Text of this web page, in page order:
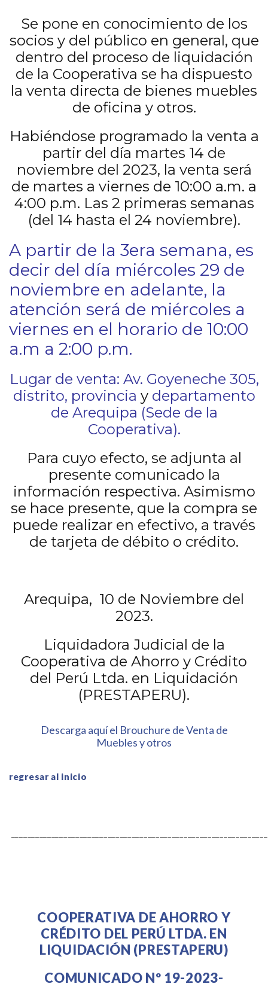
Se pone en conocimiento de los
socios y del público en general, que
dentro del proceso de liquidación
de la Cooperativa se ha dispuesto
la venta directa de bienes muebles
de oficina y otros.
Habiéndose programado la venta a
partir del día martes 14 de
noviembre del 2023, la venta será
de martes a viernes de 10:00 a.m. a
4:00 p.m. Las 2 primeras semanas
(del 14 hasta el 24 noviembre).
A partir de la 3era semana, es
decir del día miércoles 29 de
noviembre en adelante, la
atención será de miércoles a
viernes en el horario de 10:00
a.m a 2:00 p.m.
Lugar de venta: Av. Goyeneche 305,
distrito, provincia y departamento
de Arequipa (Sede de la
Cooperativa).
Para cuyo efecto, se adjunta al
presente comunicado la
información respectiva. Asimismo
se hace presente, que la compra se
puede realizar en efectivo, a través
de tarjeta de débito o crédito.
Arequipa, 10 de Noviembre del
2023.
Liquidadora Judicial de la
Cooperativa de Ahorro y Crédito
del Perú Ltda. en Liquidación
(PRESTAPERU).
Descarga aquí el Brouchure de Venta de
Muebles y otros
regresar al inicio
COOPERATIVA DE AHORRO Y
CRÉDITO DEL PERÚ LTDA. EN
LIQUIDACIÓN (PRESTAPERU)
COMUNICADO Nº 19-2023-